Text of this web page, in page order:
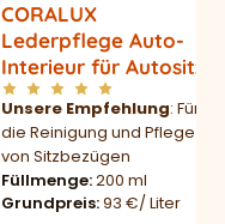
CORALUX
Lederpflege Auto-
Interieur für Autositze
Unsere Empfehlung: Für
die Reinigung und Pflege
von Sitzbezügen
Füllmenge 200 ml
Grundpreis 93 €/ Liter